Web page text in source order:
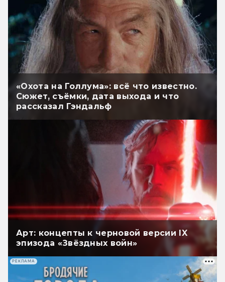
«Охота на Голлума»: всё что известно.
Сюжет, съёмки, дата выхода и что
рассказал Гэндальф
Арт: концепты к черновой версии IX
эпизода «Звёздных войн»
РЕКЛАМА